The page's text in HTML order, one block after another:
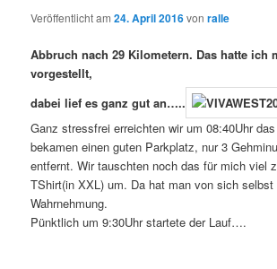
Veröffentlicht am24. April 2016vonralle
Abbruch nach 29 Kilometern. Das hatte ich
vorgestellt,
dabei lief es ganz gut an…..
Ganz stressfrei erreichten wir um 08:40Uhr
bekamen einen guten Parkplatz, nur 3
entfernt. Wir tauschten noch das für mich viel
TShirt(in XXL) um. Da hat man von sich selbst
Wahrnehmung.
Pünktlich um 9:30Uhr startete der Lauf….